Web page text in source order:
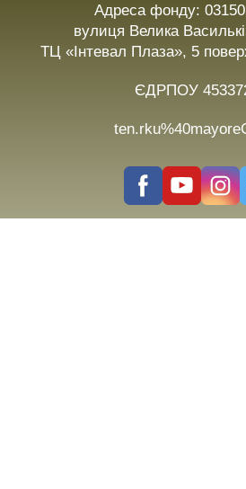
Адреса фонду:
вулиця Велика
ТЦ «Інтевал Плаза», 5
ЄДРПОУ